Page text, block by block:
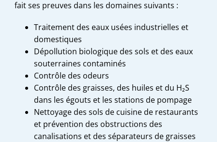
fait ses preuves dans les domaines suivants :
Traitement des eaux usées industrielles et
domestiques
Dépollution biologique des sols et des eaux
souterraines contaminés
Contrôle des odeurs
Contrôle des graisses, des huiles et du H₂S
dans les égouts et les stations de pompage
Nettoyage des sols de cuisine de restaurants
et prévention des obstructions des
canalisations et des séparateurs de graisses